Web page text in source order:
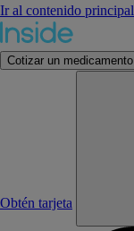
Ir al contenido
Cotizar un medicamento
Obtén tarjeta